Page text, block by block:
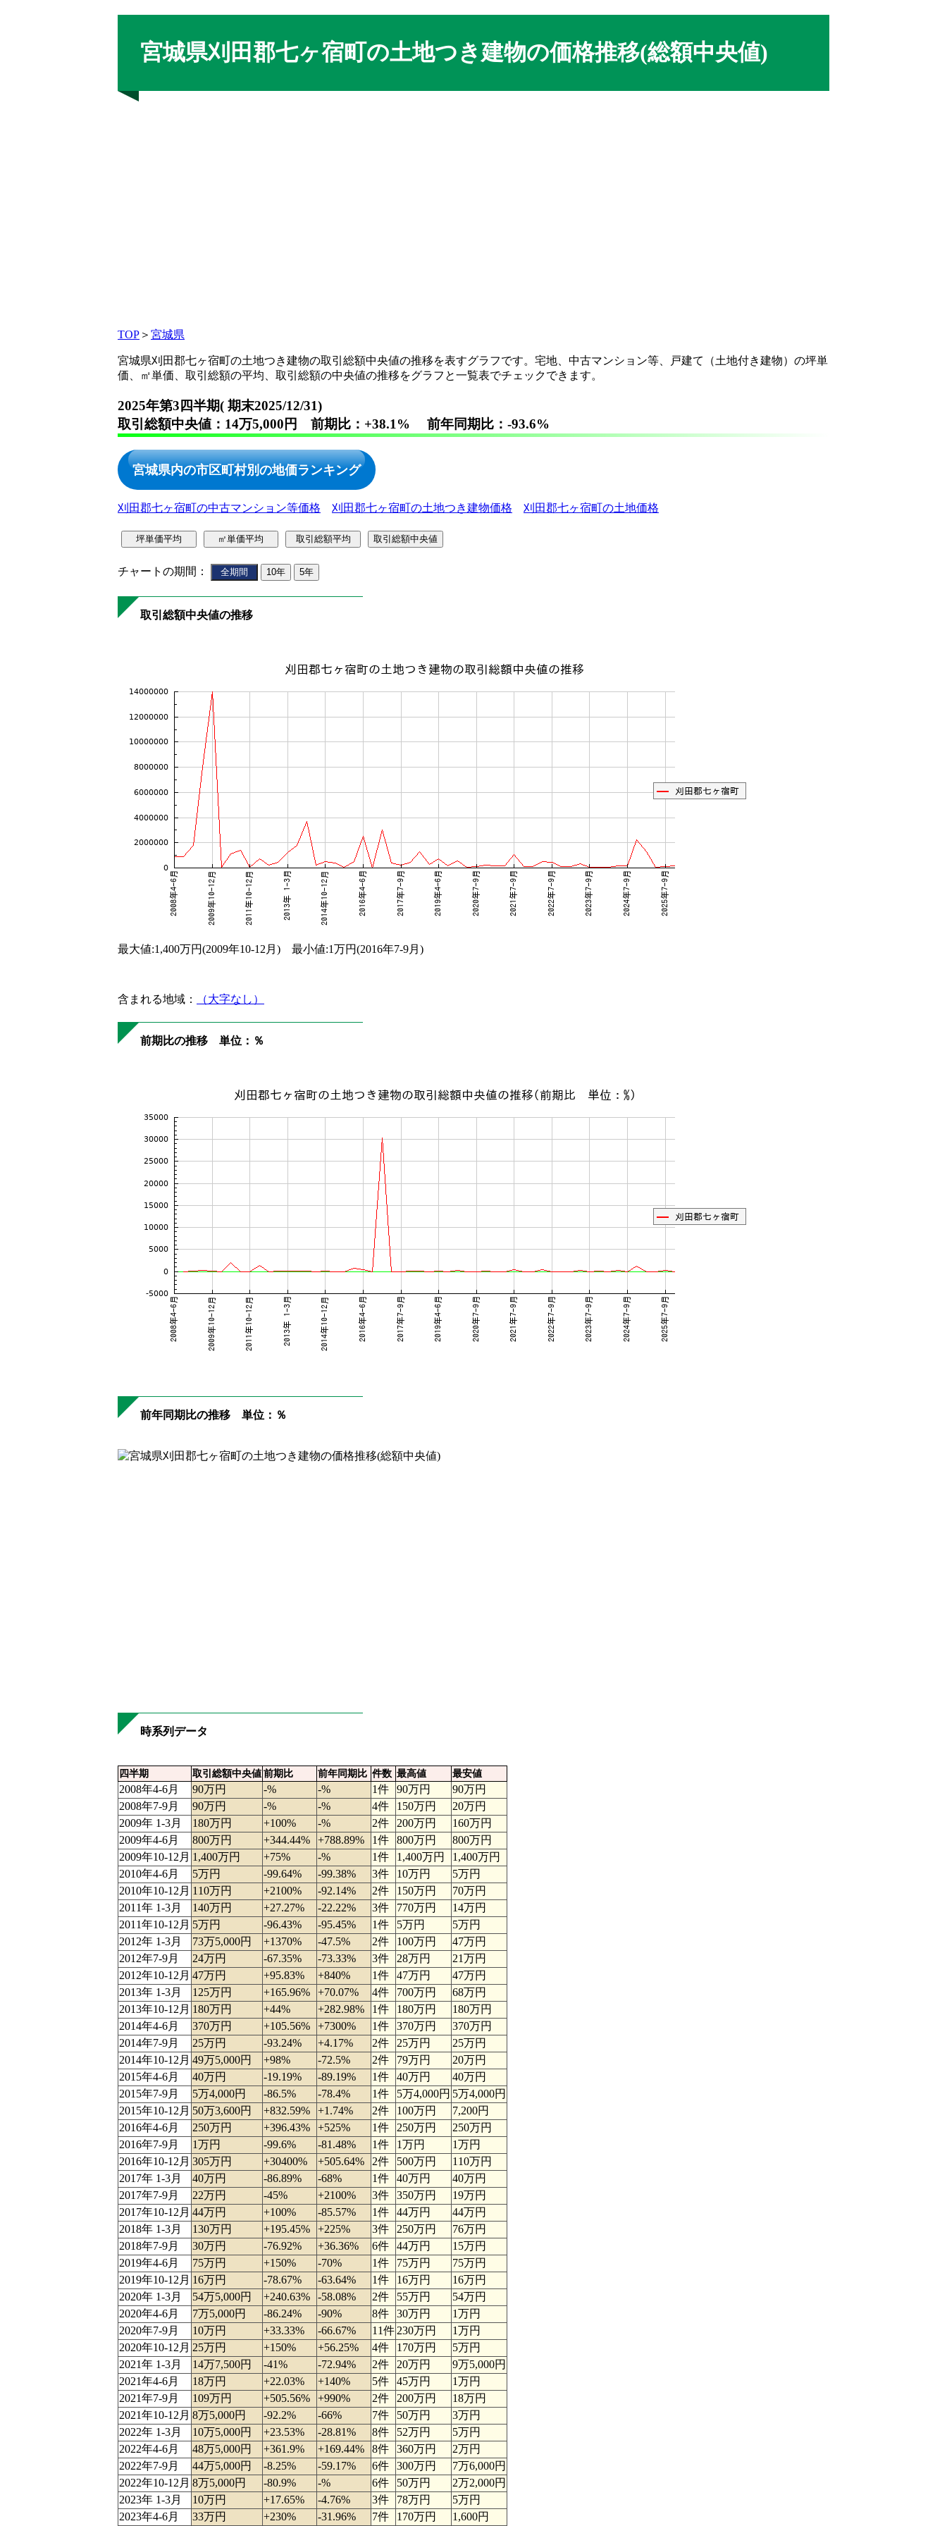
宮城県刈田郡七ヶ宿町の土地つき建物の価格推移(総額中央値)
TOP ＞ 宮城県
宮城県刈田郡七ヶ宿町の土地つき建物の取引総額中央値の推移を表すグラフです。宅地、中古マンション等、戸建て（土地付き建物）の坪単
価、㎡単価、取引総額の平均、取引総額の中央値の推移をグラフと一覧表でチェックできます。
2025年第3四半期( 期末2025/12/31)
取引総額中央値：14万5,000円 前期比：+38.1% 前年同期比：-93.6%
宮城県内の市区町村別の地価ランキング
刈田郡七ヶ宿町の中古マンション等価格 刈田郡七ヶ宿町の土地つき建物価格 刈田郡七ヶ宿町の土地価格
チャートの期間：
取引総額中央値の推移
最大値:1,400万円(2009年10-12月) 最小値:1万円(2016年7-9月)
含まれる地域： （大字なし）
前期比の推移 単位：％
前年同期比の推移 単位：％
時系列データ
四半期 取引総額中央値前期比 前年同期比 件数 最高値 最安値
2008年4-6月 90万円 -% -% 1件 90万円
90万円
2008年7-9月
90万円 -% -% 4件 150万円
20万円
2009年 1-3月
180万円 +100% -% 2件 200万円
160万円
2009年4-6月
800万円 +344.44% +788.89% 1件 800万円
800万円
2009年10-12月 1,400万円 +75% -% 1件 1,400万円
1,400万円
2010年4-6月
5万円 -99.64% -99.38% 3件 10万円
5万円
2010年10-12月 110万円 +2100% -92.14% 2件 150万円
70万円
2011年 1-3月
140万円 +27.27% -22.22% 3件 770万円
14万円
2011年10-12月 5万円 -96.43% -95.45% 1件 5万円
5万円
2012年 1-3月
73万5,000円 +1370% -47.5% 2件 100万円
47万円
2012年7-9月
24万円 -67.35% -73.33% 3件 28万円
21万円
2012年10-12月 47万円 +95.83% +840% 1件 47万円
47万円
2013年 1-3月
125万円 +165.96% +70.07% 4件 700万円
68万円
2013年10-12月 180万円 +44% +282.98% 1件 180万円
180万円
2014年4-6月
370万円 +105.56% +7300% 1件 370万円
370万円
2014年7-9月
25万円 -93.24% +4.17% 2件 25万円
25万円
2014年10-12月 49万5,000円 +98% -72.5% 2件 79万円
20万円
2015年4-6月
40万円 -19.19% -89.19% 1件 40万円
40万円
2015年7-9月
5万4,000円 -86.5% -78.4% 1件 5万4,000円 5万4,000円
2015年10-12月 50万3,600円 +832.59% +1.74% 2件 100万円
7,200円
2016年4-6月
250万円 +396.43% +525% 1件 250万円
250万円
2016年7-9月
1万円 -99.6% -81.48% 1件 1万円
1万円
2016年10-12月 305万円 +30400% +505.64% 2件 500万円
110万円
2017年 1-3月
40万円 -86.89% -68% 1件 40万円
40万円
2017年7-9月
22万円 -45% +2100% 3件 350万円
19万円
2017年10-12月 44万円 +100% -85.57% 1件 44万円
44万円
2018年 1-3月
130万円 +195.45% +225% 3件 250万円
76万円
2018年7-9月
30万円 -76.92% +36.36% 6件 44万円
15万円
2019年4-6月
75万円 +150% -70% 1件 75万円
75万円
2019年10-12月 16万円 -78.67% -63.64% 1件 16万円
16万円
2020年 1-3月
54万5,000円 +240.63% -58.08% 2件 55万円
54万円
2020年4-6月
7万5,000円 -86.24% -90% 8件 30万円
1万円
2020年7-9月
10万円 +33.33% -66.67% 11件230万円
1万円
2020年10-12月 25万円 +150% +56.25% 4件 170万円
5万円
2021年 1-3月
14万7,500円 -41% -72.94% 2件 20万円
9万5,000円
2021年4-6月
18万円 +22.03% +140% 5件 45万円
1万円
2021年7-9月
109万円 +505.56% +990% 2件 200万円
18万円
2021年10-12月 8万5,000円 -92.2% -66% 7件 50万円
3万円
2022年 1-3月
10万5,000円 +23.53% -28.81% 8件 52万円
5万円
2022年4-6月
48万5,000円 +361.9% +169.44% 8件 360万円
2万円
2022年7-9月
44万5,000円 -8.25% -59.17% 6件 300万円
7万6,000円
2022年10-12月 8万5,000円 -80.9% -% 6件 50万円
2万2,000円
2023年 1-3月
10万円 +17.65% -4.76% 3件 78万円
5万円
2023年4-6月
33万円 +230% -31.96% 7件 170万円 1,600円